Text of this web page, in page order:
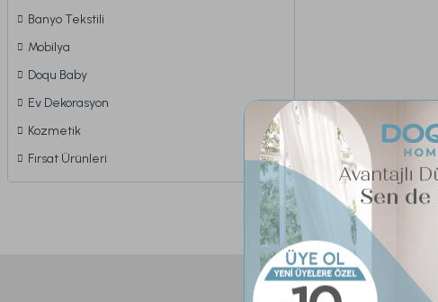
Banyo Tekstili
Mobilya
Doqu Baby
Ev Dekorasyon
Kozmetik
Fırsat Ürünleri